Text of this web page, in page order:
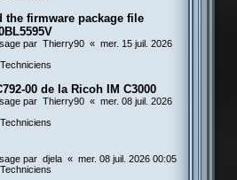
the firmware package file
par Thierry90 « mer. 15 juil. 2026
Techniciens
00 de la Ricoh IM C3000
par Thierry90 « mer. 08 juil. 2026
Techniciens
par djela « mer. 08 juil. 2026 00:05
Techniciens